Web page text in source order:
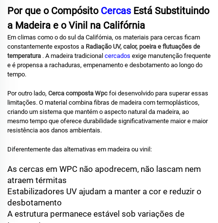
Por que o Compósito Cercas Está Substituindo
a Madeira e o Vinil na Califórnia
Em climas como o do sul da Califórnia, os materiais para cercas ficam
constantemente expostos a Radiação UV, calor, poeira e flutuações de
temperatura . A madeira tradicional cercados exige manutenção frequente
e é propensa a rachaduras, empenamento e desbotamento ao longo do
tempo.
Por outro lado, Cerca composta Wpc foi desenvolvido para superar essas
limitações. O material combina fibras de madeira com termoplásticos,
criando um sistema que mantém o aspecto natural da madeira, ao
mesmo tempo que oferece durabilidade significativamente maior e maior
resistência aos danos ambientais.
Diferentemente das alternativas em madeira ou vinil:
As cercas em WPC não apodrecem, não lascam nem
atraem térmitas
Estabilizadores UV ajudam a manter a cor e reduzir o
desbotamento
A estrutura permanece estável sob variações de